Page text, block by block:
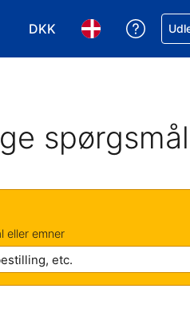
DKK
Vælg valuta. DinVælg sprog. Dit
Få
spørgsmål
eller emner